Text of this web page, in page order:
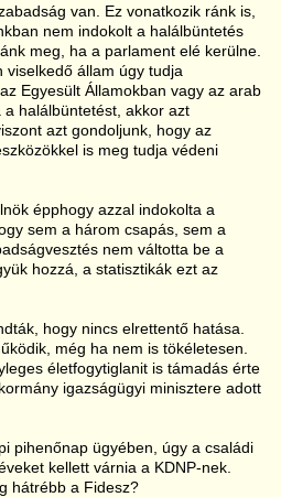
van. Ez vonatkozik ránk is,
nem indokolt a halálbüntetés
meg, ha a parlament elé kerülne.
viselkedő állam úgy tudja
Egyesült Államokban vagy az arab
halálbüntetést, akkor azt
azt gondoljunk, hogy az
is meg tudja védeni
épphogy azzal indokolta a
sem a három csapás, sem a
nem váltotta be a
hozzá, a statisztikák ezt az
hogy nincs elrettentő hatása.
még ha nem is tökéletesen.
életfogytiglanit is támadás érte
igazságügyi minisztere adott
pihenőnap ügyében, úgy a családi
kellett várnia a KDNP-nek.
hátrébb a Fidesz?